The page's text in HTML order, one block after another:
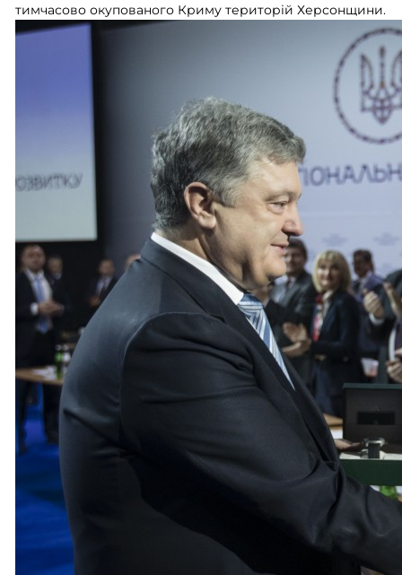
тимчасово окупованого Криму територій Херсонщини.